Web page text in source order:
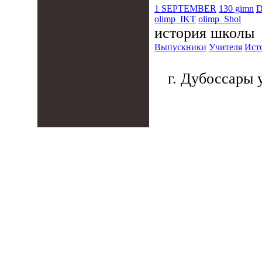
1 SEPTEMBER 130 gimn
olimp_IKT olimp_Shol
история школы
Выпускники Учителя
г. Дубоссары